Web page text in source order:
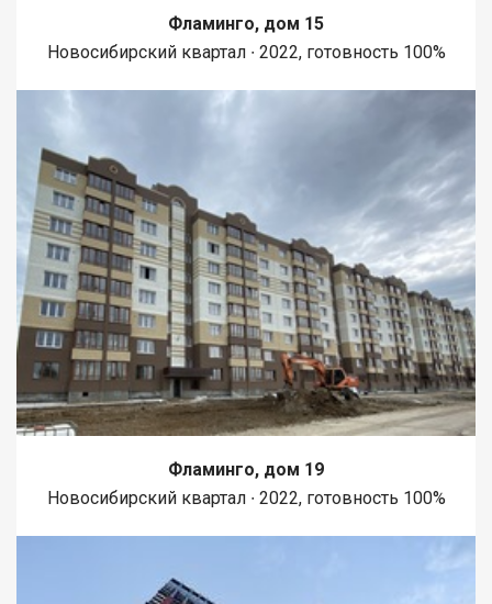
Фламинго, дом 15
Новосибирский квартал ∙ 2022, готовность 100%
Фламинго, дом 19
Новосибирский квартал ∙ 2022, готовность 100%